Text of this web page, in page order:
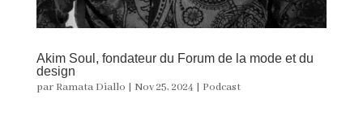
Akim Soul, fondateur du Forum de la mode et du
design
par Ramata Diallo | Nov 25, 2024 | Podcast